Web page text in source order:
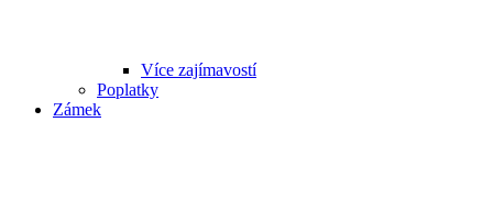
Více zajímavostí
Poplatky
Zámek